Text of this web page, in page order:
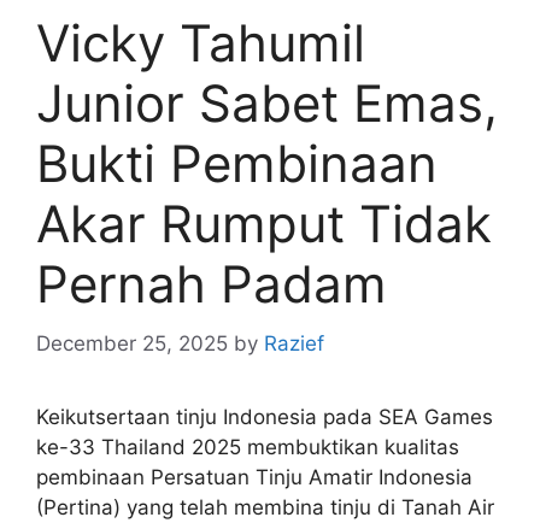
Vicky Tahumil
Junior Sabet Emas,
Bukti Pembinaan
Akar Rumput Tidak
Pernah Padam
December 25, 2025 by Razief
Keikutsertaan tinju Indonesia pada SEA Games
ke-33 Thailand 2025 membuktikan kualitas
pembinaan Persatuan Tinju Amatir Indonesia
(Pertina) yang telah membina tinju di Tanah Air